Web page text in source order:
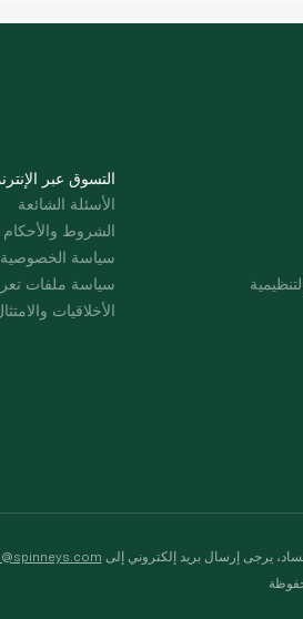
التسوق عبر
الأسئلة الشائعة
الشروط والأحكام
سياسة الخصوصية
سياسة ملفات
الأخلاقيات
يرجى إرسال بريد إلكتروني إلى